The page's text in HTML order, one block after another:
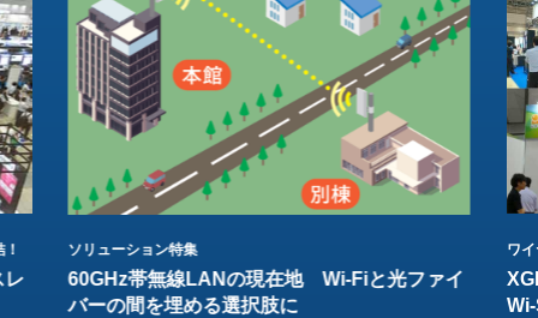
レ
ソリューション特集
60GHz帯無線LANの現在地 Wi-Fiと光ファイ
バーの間を埋める選択肢に
ワ